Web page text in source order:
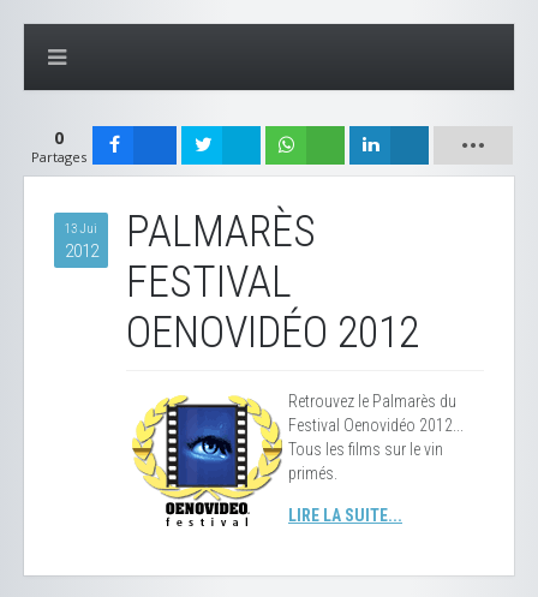
0
Partages
13 Jui
2012
PALMARÈS
FESTIVAL
OENOVIDÉO 2012
Retrouvez le Palmarès du
Festival Oenovidéo 2012...
Tous les films sur le vin
primés.
LIRE LA SUITE...